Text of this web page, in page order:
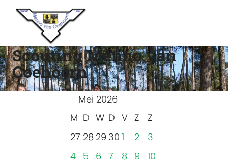
Scouting Menno van
Coehoorn
Mei 2026
M D W D V Z
Z
27 28 29 30 1 2
3
4
5 6 7 8 9
10